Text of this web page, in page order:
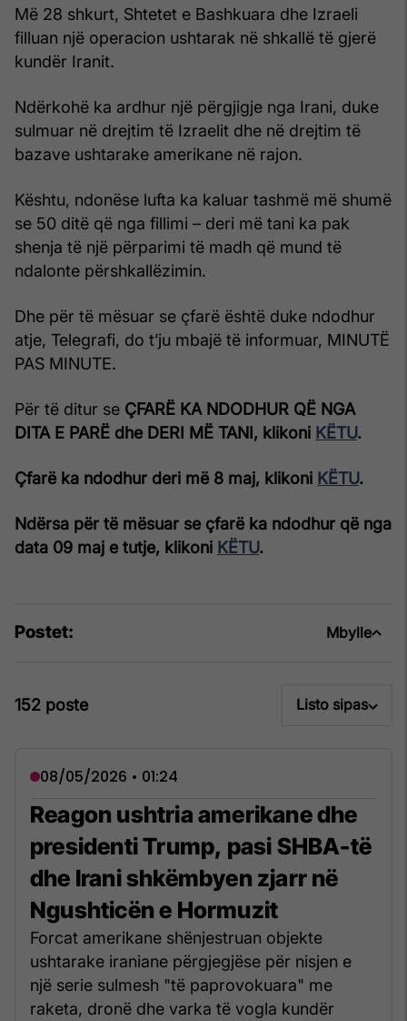
Më 28 shkurt, Shtetet e Bashkuara dhe Izraeli
filluan një operacion ushtarak në shkallë të gjerë
kundër Iranit.
Ndërkohë ka ardhur një përgjigje nga Irani, duke
sulmuar në drejtim të Izraelit dhe në drejtim të
bazave ushtarake amerikane në rajon.
Kështu, ndonëse lufta ka kaluar tashmë më shumë
se 50 ditë që nga fillimi – deri më tani ka pak
shenja të një përparimi të madh që mund të
ndalonte përshkallëzimin.
Dhe për të mësuar se çfarë është duke ndodhur
atje, Telegrafi, do t’ju mbajë të informuar, MINUTË
PAS MINUTE.
Për të ditur se ÇFARË KA NDODHUR QË NGA
DITA E PARË dhe DERI MË TANI, klikoni KËTU.
Çfarë ka ndodhur deri më 8 maj, klikoni KËTU.
Ndërsa për të mësuar se çfarë ka ndodhur që nga
data 09 maj e tutje, klikoni KËTU.
Postet: Mbylle
152 poste Listo sipas
08/05/2026 • 01:24
Reagon ushtria amerikane dhe
presidenti Trump, pasi SHBA-të
dhe Irani shkëmbyen zjarr në
Ngushticën e Hormuzit
Forcat amerikane shënjestruan objekte
ushtarake iraniane përgjegjëse për nisjen e
një serie sulmesh "të paprovokuara" me
raketa, dronë dhe varka të vogla kundër